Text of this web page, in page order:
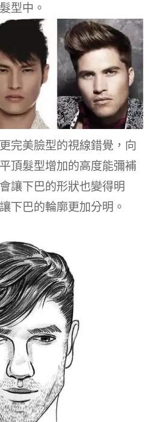
型中。
完美臉型的視線錯覺，向
頂髮型增加的高度能彌補
讓下巴的形狀也變得明
下巴的輪廓更加分明。